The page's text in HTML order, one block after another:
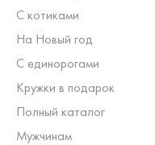
С котиками
На Новый год
С единорогами
Кружки в подарок
Полный каталог
Мужчинам